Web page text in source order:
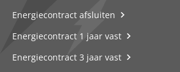
Energiecontract afsluiten
Energiecontract 1 jaar vast
Energiecontract 3 jaar vast